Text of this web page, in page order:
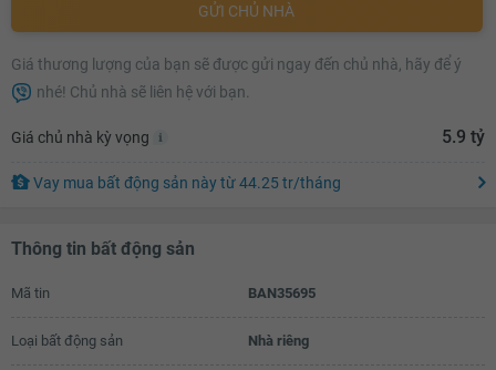
5.17 tỷ
5.23 tỷ
5.29 tỷ
5.31 tỷ
GỬI CHỦ NHÀ
Giá thương lượng của bạn sẽ được gửi ngay đến chủ nhà, hãy để ý
nhé! Chủ nhà sẽ liên hệ với bạn.
Giá chủ nhà kỳ vọng 5.9 tỷ
Vay mua bất động sản nàytừ44.25 tr/tháng
Thông tin bất động sản
Mã tin BAN35695
Loại bất động sản Nhà riêng